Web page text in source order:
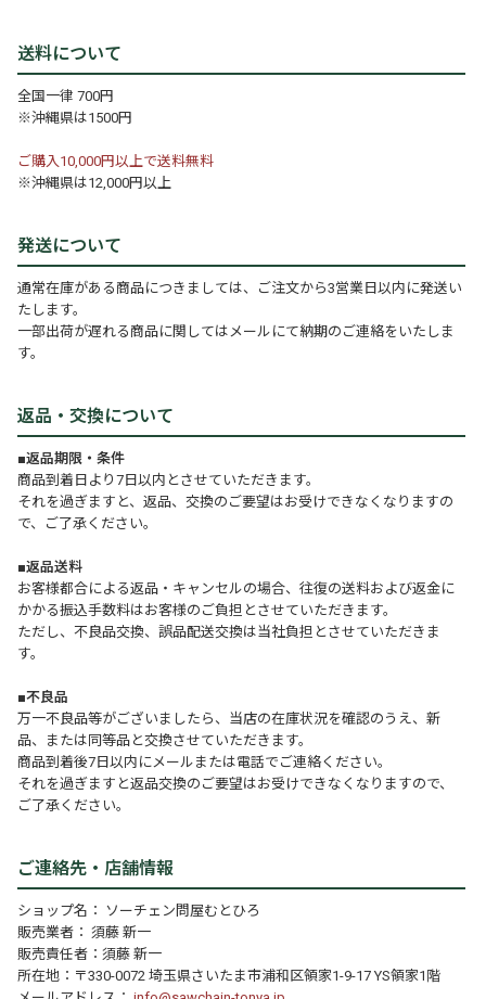
送料について
全国一律 700円
※沖縄県は1500円
ご購入10,000円以上で送料無料
※沖縄県は12,000円以上
発送について
通常在庫がある商品につきましては、ご注文から3営業日以内に発送い
たします。
一部出荷が遅れる商品に関してはメールにて納期のご連絡をいたしま
す。
返品・交換について
■返品期限・条件
商品到着日より7日以内とさせていただきます。
それを過ぎますと、返品、交換のご要望はお受けできなくなりますの
で、ご了承ください。
■返品送料
お客様都合による返品・キャンセルの場合、往復の送料および返金に
かかる振込手数料はお客様のご負担とさせていただきます。
ただし、不良品交換、誤品配送交換は当社負担とさせていただきま
す。
■不良品
万一不良品等がございましたら、当店の在庫状況を確認のうえ、新
品、または同等品と交換させていただきます。
商品到着後7日以内にメールまたは電話でご連絡ください。
それを過ぎますと返品交換のご要望はお受けできなくなりますので、
ご了承ください。
ご連絡先・店舗情報
ショップ名： ソーチェン問屋むとひろ
販売業者： 須藤 新一
販売責任者：須藤 新一
所在地：〒330-0072 埼玉県さいたま市浦和区領家1-9-17 YS領家1階